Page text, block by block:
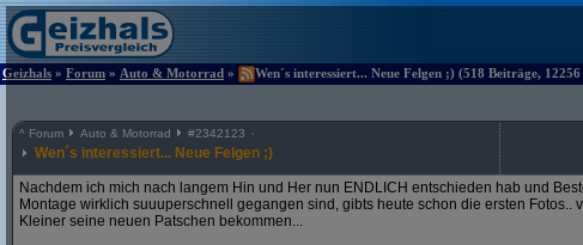
Geizhals » Forum » Auto & Motorrad » Wen´s interessiert... Neue Felgen ;) (518 Beiträge, 12256
^ Forum Auto & Motorrad #2342123
Wen´s interessiert... Neue Felgen ;)
Nachdem ich mich nach langem Hin und Her nun ENDLICH entschieden hab und
Montage wirklich suuuperschnell gegangen sind, gibts heute schon die ersten Fotos..
Kleiner seine neuen Patschen bekommen...